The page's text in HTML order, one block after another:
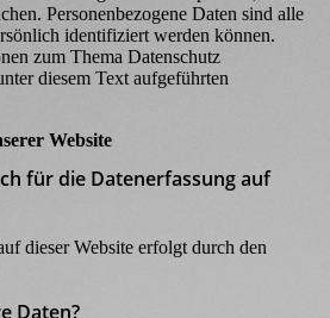
Personenbezogene Daten sind alle
identifiziert werden können.
zum Thema Datenschutz
diesem Text aufgeführten
Website
für die Datenerfassung auf
dieser Website erfolgt durch den
Daten?